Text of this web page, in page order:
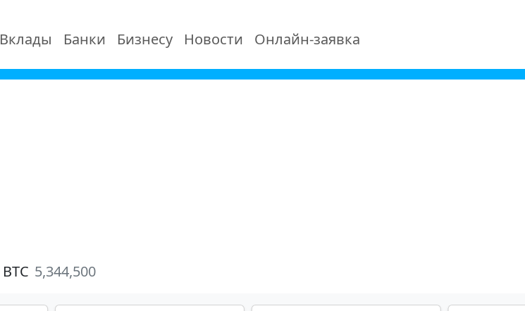
Вклады Банки Бизнесу Новости Онлайн-заявка
BTC 5,344,500